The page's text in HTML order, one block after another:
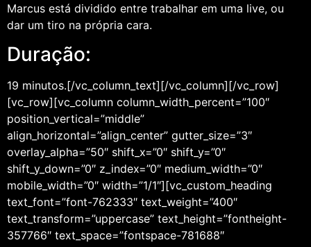
Marcus está dividido entre trabalhar em uma live, ou
dar um tiro na própria cara.
Duração:
19 minutos.[/vc_column_text][/vc_column][/vc_row]
[vc_row][vc_column column_width_percent=”100″
position_vertical=”middle”
align_horizontal=”align_center” gutter_size=”3″
overlay_alpha=”50″ shift_x=”0″ shift_y=”0″
shift_y_down=”0″ z_index=”0″ medium_width=”0″
mobile_width=”0″ width=”1/1″][vc_custom_heading
text_font=”font-762333″ text_weight=”400″
text_transform=”uppercase” text_height=”fontheight-
357766″ text_space=”fontspace-781688″